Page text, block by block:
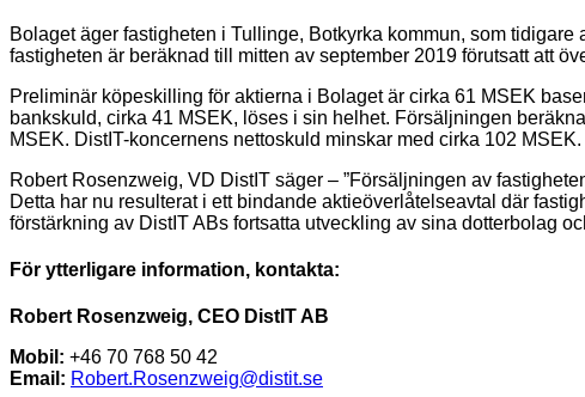
Bolaget äger fastigheten i Tullinge, Botkyrka kommun, som
fastigheten är beräknad till mitten av september 2019 förutsatt att
Preliminär köpeskilling för aktierna i Bolaget är cirka 61 MSEK
bankskuld, cirka 41 MSEK, löses i sin helhet. Försäljningen
MSEK. DistIT-koncernens nettoskuld minskar med cirka 102
Robert Rosenzweig, VD DistIT säger – ”Försäljningen av
Detta har nu resulterat i ett bindande aktieöverlåtelseavtal där
förstärkning av DistIT ABs fortsatta utveckling av sina dotterbolag
För ytterligare information, kontakta:
Robert Rosenzweig, CEO DistIT AB
Mobil: +46 70 768 50 42
Email: Robert.Rosenzweig@distit.se